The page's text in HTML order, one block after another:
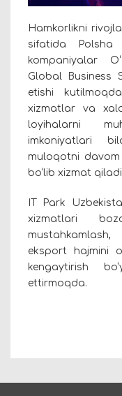
Hamkorlikni
sifatida Polsha
kompaniyalar
Global Business
etishi
xizmatlar va
loyihalarni
imkoniyatlari
muloqotni
bo‘lib xizmat
IT Park
xizmatlari
eksport hajmini
kengaytirish
ettirmoqda.